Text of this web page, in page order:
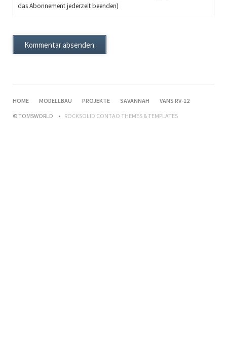
das Abonnement jederzeit beenden)
Kommentar absenden
NAVIGATION
HOME MODELLBAU PROJEKTE SAVANNAH
VANS RV-12
© TOMSWORLD
ROCKSOLID CONTAO THEMES & TEMPLATES